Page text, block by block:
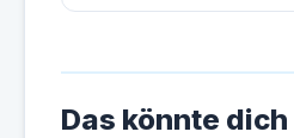
Das könnte